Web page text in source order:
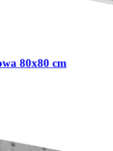
80x80 cm